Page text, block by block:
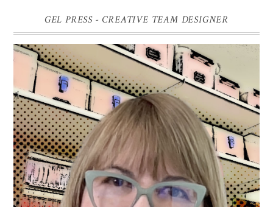
GEL PRESS - CREATIVE TEAM DESIGNER